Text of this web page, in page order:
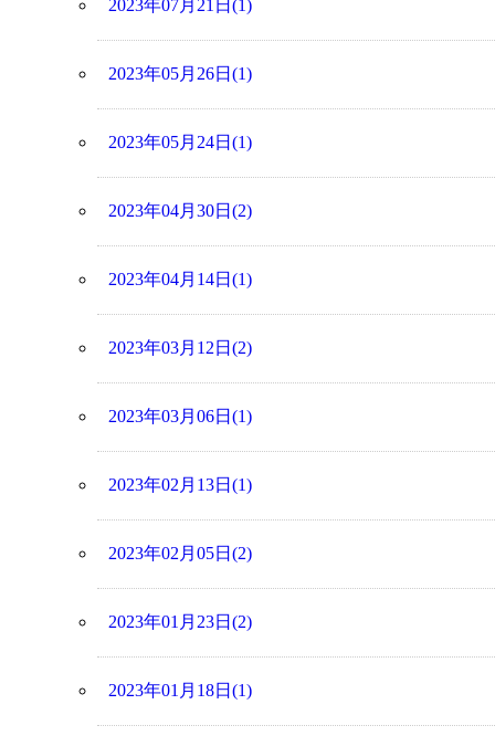
2023年07月21日(1)
2023年05月26日(1)
2023年05月24日(1)
2023年04月30日(2)
2023年04月14日(1)
2023年03月12日(2)
2023年03月06日(1)
2023年02月13日(1)
2023年02月05日(2)
2023年01月23日(2)
2023年01月18日(1)